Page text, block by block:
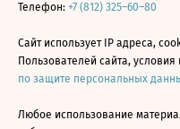
Телефон: +7 (812) 325–60–80
Сайт использует IP адреса,
Пользователей сайта,
по защите персональных
Любое использование